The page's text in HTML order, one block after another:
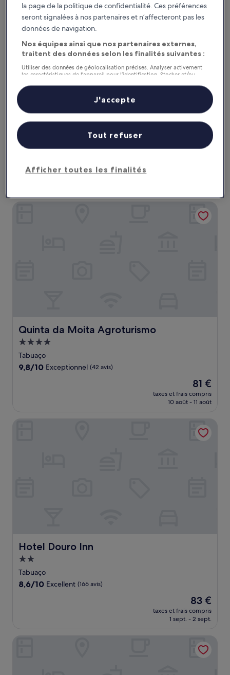
Quinta do Roso - Douro Wine Estate - by
FERO
Quinta do Roso - Douro Wine Estate - by FERO
3.0 étoiles
Lamego
de
170 €
Quinta da Moita Agroturismo
Quinta da Moita Agroturismo
Hébergement
4.0 étoiles
Tabuaço
9.8
9,8/10 Exceptionnel (42 avis)
Le
nouveau
prix
de
81 €
81 €
taxes et frais compris
10 août - 11 août
Hotel Douro Inn
Hotel Douro Inn
Hébergement
2.0 étoiles
Tabuaço
8.6
8,6/10 Excellent (166 avis)
Le
nouveau
prix
de
83 €
83 €
taxes et frais compris
1 sept. - 2 sept.
la page de la politique de confidentialité. Ces préférences
seront signalées à nos partenaires et n’affecteront pas les
données de navigation.
Nos équipes ainsi que nos partenaires externes,
traitent des données selon les finalités suivantes :
Utiliser des données de géolocalisation précises. Analyser activement
les caractéristiques de l’appareil pour l’identification. Stocker et/ou
personnalisés, mesure de performance des publicités et du contenu,
études d’audience et développement de services.
Liste de nos partenaires (fournisseurs)
Afficher toutes les finalités
Tout refuser
J'accepte